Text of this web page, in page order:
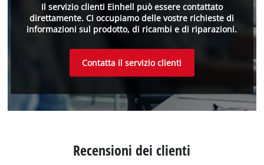
Il servizio clienti Einhell può essere contattato
direttamente. Ci occupiamo delle vostre richieste di
informazioni sul prodotto, di ricambi e di riparazioni.
Contatta il servizio clienti
Recensioni dei clienti